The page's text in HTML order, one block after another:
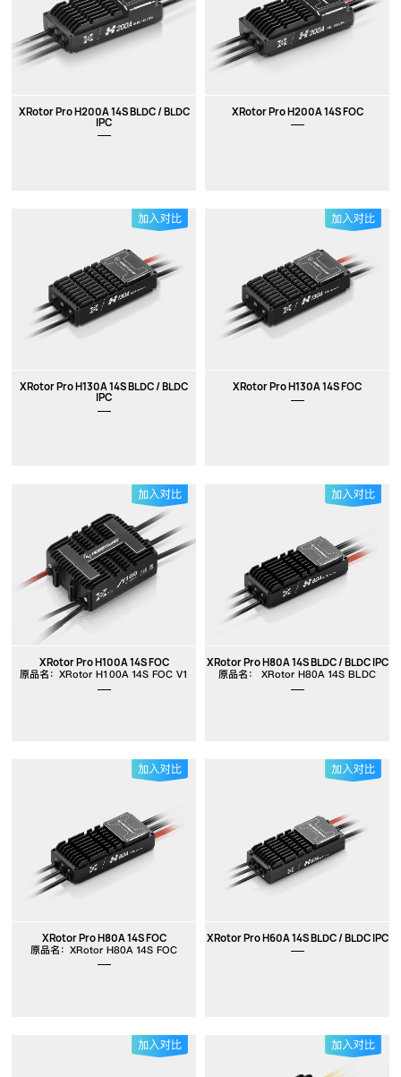
XRotor Pro H200A 14S BLDC / BLDC
IPC
XRotor Pro H200A 14S FOC
XRotor Pro H130A 14S BLDC / BLDC
IPC
XRotor Pro H130A 14S FOC
XRotor Pro H100A 14S FOC
原品名：XRotor H100A 14S FOC V1
XRotor Pro H80A 14S BLDC / BLDC IPC
原品名： XRotor H80A 14S BLDC
XRotor Pro H80A 14S FOC
原品名：XRotor H80A 14S FOC
XRotor Pro H60A 14S BLDC / BLDC IPC